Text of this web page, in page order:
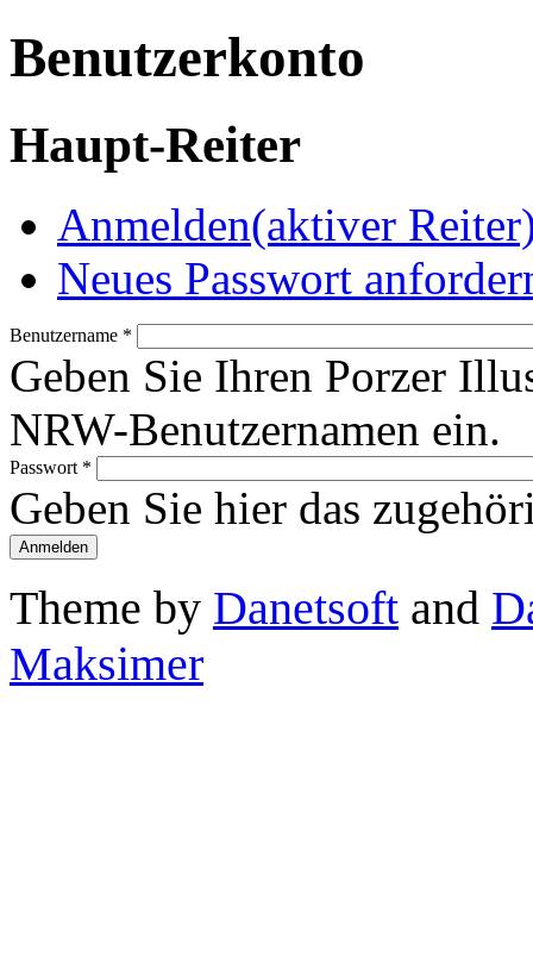
Benutzerkonto
Haupt-Reiter
Anmelden(aktiver
Neues Passwort
Benutzername *
Geben Sie Ihren Porzer
NRW-Benutzernamen ein.
Passwort *
Geben Sie hier das
Theme by Danetsoft and
Maksimer